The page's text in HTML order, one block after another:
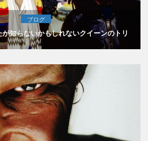
ブログ
知らないかもしれないクイーンのトリ